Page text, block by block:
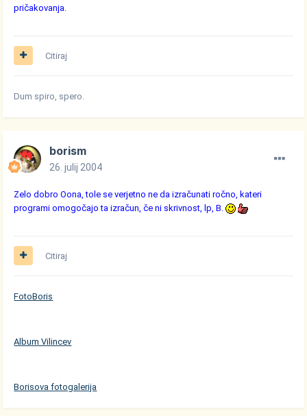
pričakovanja.
Citiraj
Dum spiro, spero.
borism
26. julij 2004
Zelo dobro Oona, tole se verjetno ne da izračunati ročno, kateri
programi omogočajo ta izračun, če ni skrivnost, lp, B.
Citiraj
FotoBoris
Album Vilincev
Borisova fotogalerija